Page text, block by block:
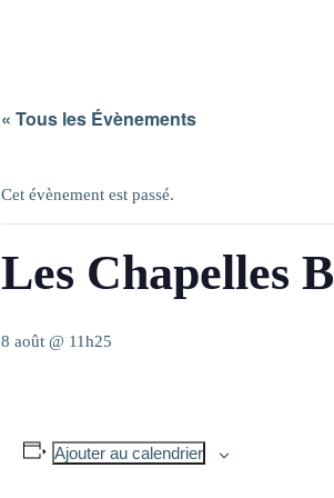
« Tous les Évènements
Cet évènement est passé.
Les Chapelles
8 août @ 11h25
Ajouter au calendrier